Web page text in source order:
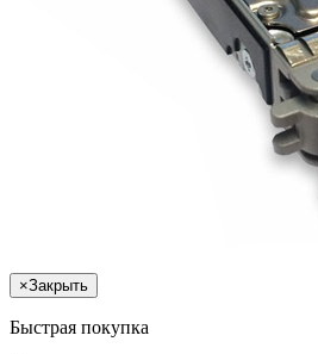
×Закрыть
Быстрая покупка